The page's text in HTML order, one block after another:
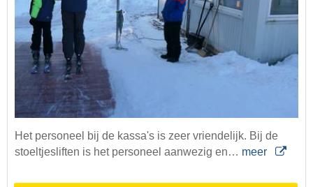
Het personeel bij de kassa's is zeer vriendelijk. Bij de
stoeltjesliften is het personeel aanwezig en… meer